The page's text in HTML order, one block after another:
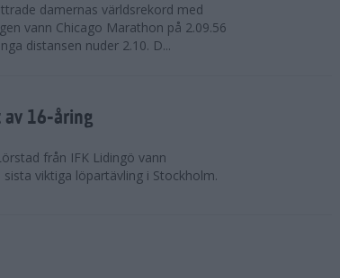
damernas världsrekord med
vann Chicago Marathon på 2.09.56
distansen nuder 2.10. D...
av 16-åring
från IFK Lidingö vann
viktiga löpartävling i Stockholm.